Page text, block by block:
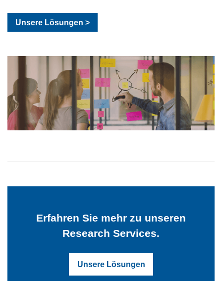
Unsere Lösungen >
Erfahren Sie mehr zu unseren
Research Services.
Unsere Lösungen